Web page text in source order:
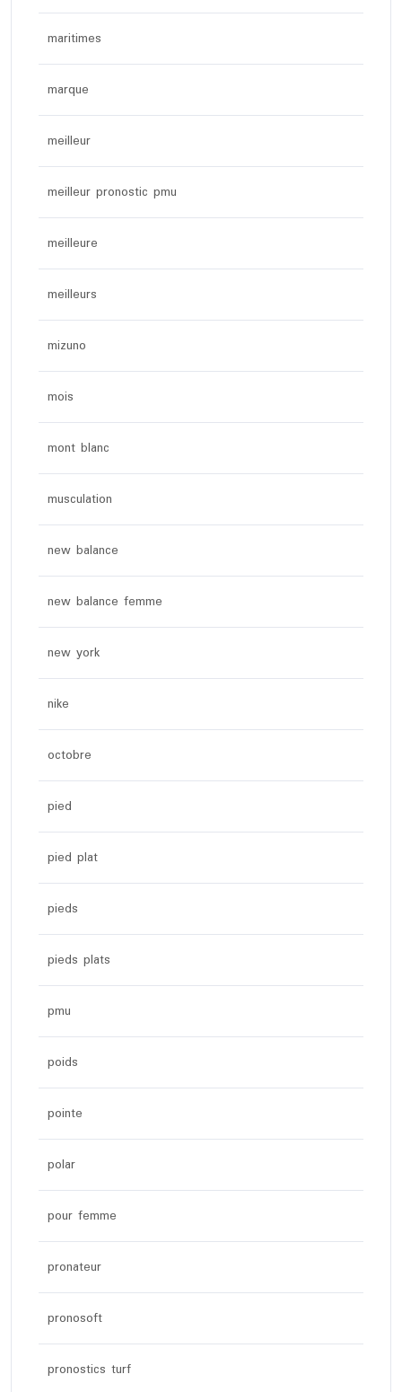
maritimes
marque
meilleur
meilleur pronostic pmu
meilleure
meilleurs
mizuno
mois
mont blanc
musculation
new balance
new balance femme
new york
nike
octobre
pied
pied plat
pieds
pieds plats
pmu
poids
pointe
polar
pour femme
pronateur
pronosoft
pronostics turf